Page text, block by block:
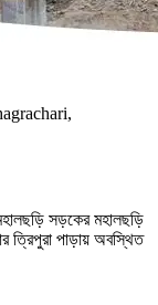
সড়কের মহালছড়ি
ত্রিপুরা পাড়ায় অবস্থিত